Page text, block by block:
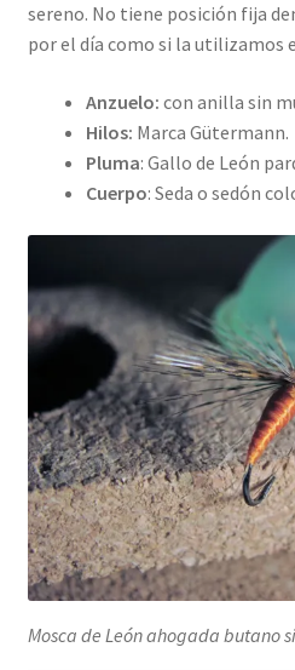
sereno. No tiene posición fija
por el día como si la utilizamos
Anzuelo: con anilla sin
Hilos: Marca Gütermann.
Pluma: Gallo de León
Cuerpo: Seda o sedón
Mosca de León ahogada butano